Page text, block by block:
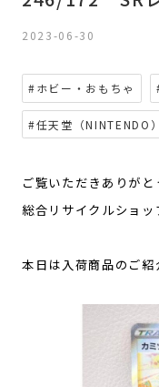
2023-06-30
#ホビー・おもちゃ
#任天堂（NINTENDO）
ご覧いただきありがと
総合リサイクルショッ
本日は入荷商品のご紹